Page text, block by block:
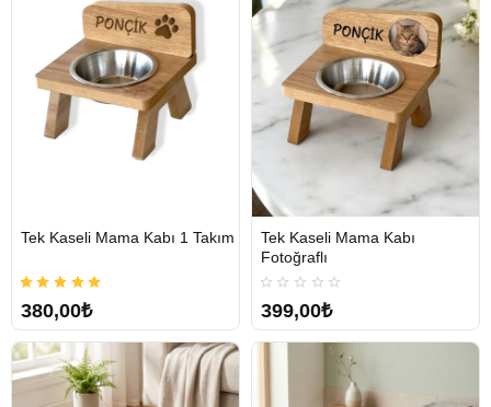
Tek Kaseli Mama Kabı 1 Takım
380,00₺
Tek Kaseli Mama Kabı
Fotoğraflı
399,00₺